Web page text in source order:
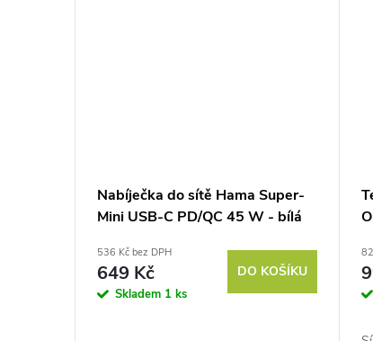
Nabíječka do sítě Hama Super-
Mini USB-C PD/QC 45 W - bílá
536 Kč bez DPH
649 Kč
Skladem 1 ks
DO KOŠÍKU